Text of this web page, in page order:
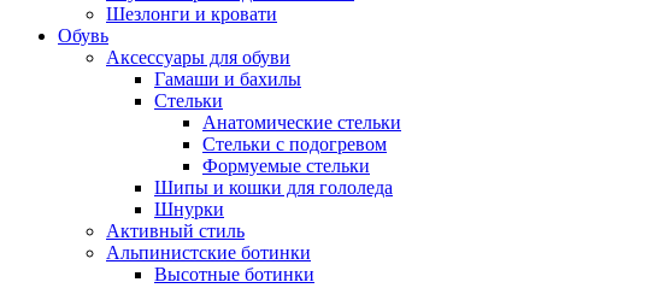
Шезлонги и кровати
Обувь
Аксессуары для обуви
Гамаши и бахилы
Стельки
Анатомические стельки
Стельки с подогревом
Формуемые стельки
Шипы и кошки для гололеда
Шнурки
Активный стиль
Альпинистские ботинки
Высотные ботинки